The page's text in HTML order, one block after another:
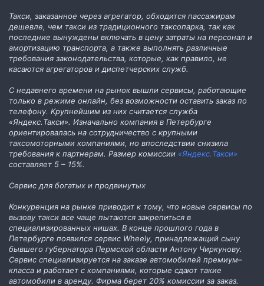
Такси, заказанное через агрегатор, обходится пассажирам
дешевле, чем такси из традиционного таксопарка, так как
последние вынуждены включать в цену затраты на персонал и
амортизацию транспорта, а также выполнять различные
требования законодательства, которые, как правило, не
касаются агрегаторов и диспетчерских служб.
С недавнего времени на рынок вышли сервисы, работающие
только в режиме онлайн, без возможности оставить заказ по
телефону. Крупнейшим из них считается служба
«Яндекс.Такси». Изначально компания в Петербурге
ориентировалась на сотрудничество с крупными
таксомоторными компаниями, но впоследствии снизила
требования к партнерам. Размер комиссии «Яндекс.Такси»
составляет 5 – 15%.
Сервис для богатых и продвинутых
Конкуренция на рынке приводит к тому, что новые сервисы по
вызову такси все чаще пытаются закрепиться в
специализированных нишах. В конце прошлого года в
Петербурге появился сервис Wheely, принадлежащий сыну
бывшего губернатора Пермской области Антону Чиркунову.
Сервис специализируется на заказе автомобилей премиум–
класса и работает с компаниями, которые сдают такие
автомобили в аренду. Фирма берет 20% комиссии за заказ.